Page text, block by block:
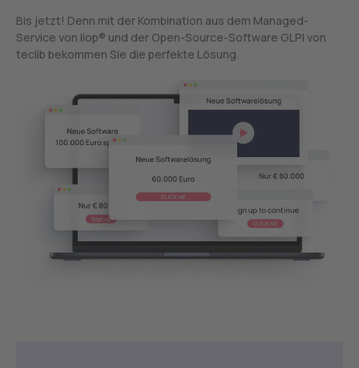
Bis jetzt! Denn mit der Kombination aus dem Managed-
Service von liop® und der Open-Source-Software GLPI von
teclib bekommen Sie die perfekte Lösung.